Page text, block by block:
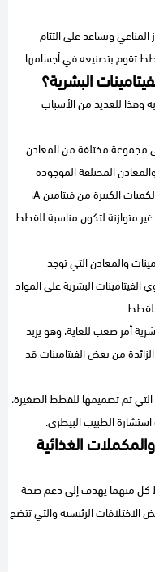
ويساعد على التئام
تقوم بتصنيعه في أجسامها.
البشرية؟
وهذا للعديد من الأسباب
مجموعة مختلفة من المعادن
والمعادن المختلفة الموجودة
بالفيتامينات البشرية قد تكون ضارة للقطط منها الكميات الكبيرة من فيتامين A،
غير متوازنة لتكون مناسبة للقطط
والمعادن التي توجد
الفيتامينات البشرية على المواد
أمر صعب للغاية، وهو يزيد
من بعض الفيتامينات قد
التي تم تصميمها للقطط الصغيرة،
الطبيب البيطري.
الغذائية
كل منهما يهدف إلى دعم صحة
الاختلافات الرئيسية والتي تتضح